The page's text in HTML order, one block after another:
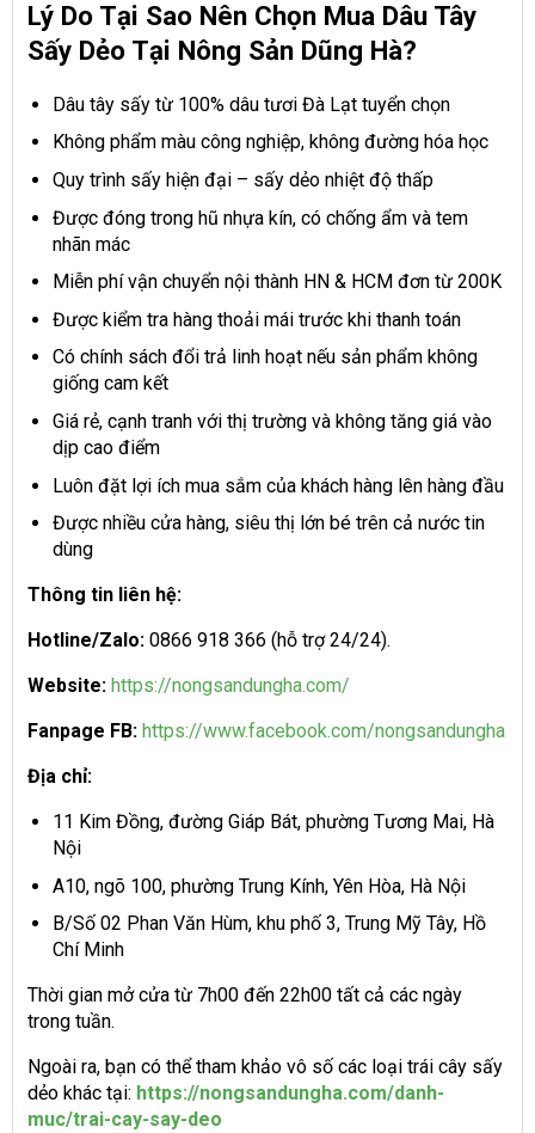
Lý Do Tại Sao Nên Chọn Mua Dâu Tây
Sấy Dẻo Tại Nông Sản Dũng Hà?
Dâu tây sấy từ 100% dâu tươi Đà Lạt tuyển chọn
Không phẩm màu công nghiệp, không đường hóa học
Quy trình sấy hiện đại – sấy dẻo nhiệt độ thấp
Được đóng trong hũ nhựa kín, có chống ẩm và tem
nhãn mác
Miễn phí vận chuyển nội thành HN & HCM đơn từ 200K
Được kiểm tra hàng thoải mái trước khi thanh toán
Có chính sách đổi trả linh hoạt nếu sản phẩm không
giống cam kết
Giá rẻ, cạnh tranh với thị trường và không tăng giá vào
dịp cao điểm
Luôn đặt lợi ích mua sắm của khách hàng lên hàng đầu
Được nhiều cửa hàng, siêu thị lớn bé trên cả nước tin
dùng
Thông tin liên hệ:
Hotline/Zalo: 0866 918 366 (hỗ trợ 24/24).
Website: https://nongsandungha.com/
Fanpage FB: https://www.facebook.com/nongsandungha
Địa chỉ:
11 Kim Đồng, đường Giáp Bát, phường Tương Mai, Hà
Nội
A10, ngõ 100, phường Trung Kính, Yên Hòa, Hà Nội
B/Số 02 Phan Văn Hùm, khu phố 3, Trung Mỹ Tây, Hồ
Chí Minh
Thời gian mở cửa từ 7h00 đến 22h00 tất cả các ngày
trong tuần.
Ngoài ra, bạn có thể tham khảo vô số các loại trái cây sấy
dẻo khác tại: https://nongsandungha.com/danh-
muc/trai-cay-say-deo